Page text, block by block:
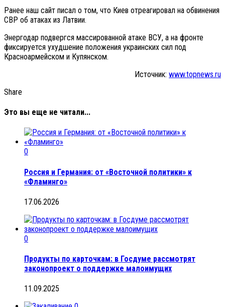
Ранее наш сайт писал о том, что Киев отреагировал на обвинения
СВР об атаках из Латвии.
Энергодар подвергся массированной атаке ВСУ, а на фронте
фиксируется ухудшение положения украинских сил под
Красноармейском и Купянском.
Источник: www.topnews.ru
Share
Это вы еще не читали...
0
Россия и Германия: от «Восточной политики» к
«Фламинго»
17.06.2026
0
Продукты по карточкам: в Госдуме рассмотрят
законопроект о поддержке малоимущих
11.09.2025